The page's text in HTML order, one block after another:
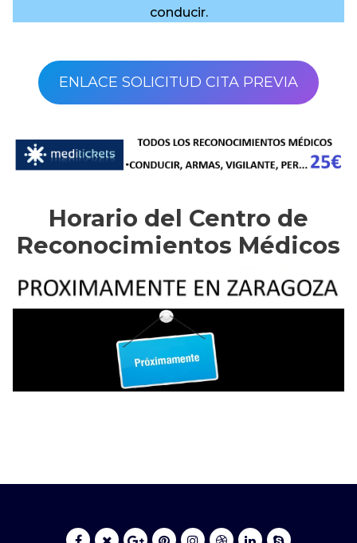
conducir.
ENLACE SOLICITUD CITA PREVIA
Horario del Centro de
Reconocimientos Médicos